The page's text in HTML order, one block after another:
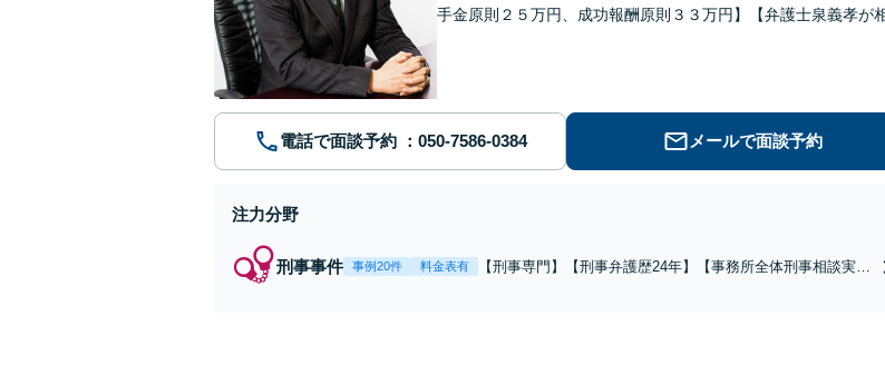
手金原則２５万円、成功報酬原則３３万円】【弁護士泉義孝が
電話で面談予約 メールで面談予約
注力分野
刑事事件 事例20件 料金表有
【刑事専門】【刑事弁護歴24年】【事務所全体刑事相談実績